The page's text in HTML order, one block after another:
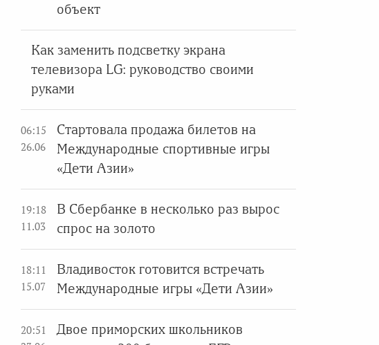
объект
Как заменить подсветку экрана
телевизора LG: руководство своими
руками
06:15
26.06
Стартовала продажа билетов на
Международные спортивные игры
«Дети Азии»
19:18
11.03
В Сбербанке в несколько раз вырос
спрос на золото
18:11
15.07
Владивосток готовится встречать
Международные игры «Дети Азии»
20:51
Двое приморских школьников